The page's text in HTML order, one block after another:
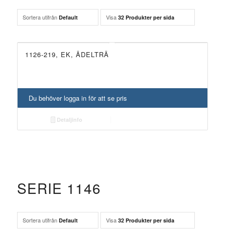
Sortera utifrån Default Visa 32 Produkter per sida
1126-219, EK, ÄDELTRÄ
Du behöver logga in för att se pris
Detaljinfo
SERIE 1146
Sortera utifrån Default Visa 32 Produkter per sida